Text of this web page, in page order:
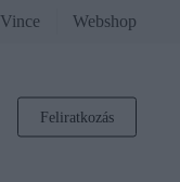
Vince Webshop
Feliratkozás